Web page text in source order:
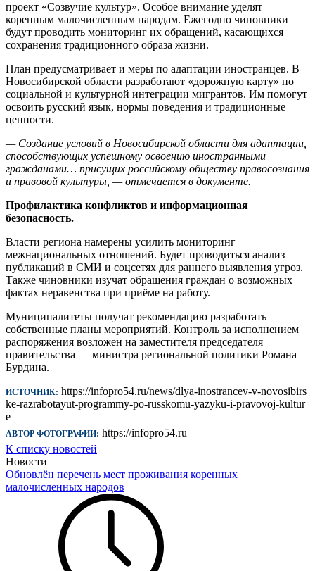
проект «Созвучие культур». Особое внимание уделят
коренным малочисленным народам. Ежегодно чиновники
будут проводить мониторинг их обращений, касающихся
сохранения традиционного образа жизни.
План предусматривает и меры по адаптации иностранцев. В
Новосибирской области разработают «дорожную карту» по
социальной и культурной интеграции мигрантов. Им помогут
освоить русский язык, нормы поведения и традиционные
ценности.
— Создание условий в Новосибирской области для адаптации,
способствующих успешному освоению иностранными
гражданами… присущих российскому обществу правосознания
и правовой культуры, — отмечается в документе.
Профилактика конфликтов и информационная
безопасность.
Власти региона намерены усилить мониторинг
межнациональных отношений. Будет проводиться анализ
публикаций в СМИ и соцсетях для раннего выявления угроз.
Также чиновники изучат обращения граждан о возможных
фактах неравенства при приёме на работу.
Муниципалитеты получат рекомендацию разработать
собственные планы мероприятий. Контроль за исполнением
распоряжения возложен на заместителя председателя
правительства — министра региональной политики Романа
Бурдина.
ИСТОЧНИК: https://infopro54.ru/news/dlya-inostrancev-v-novosibirs
ke-razrabotayut-programmy-po-russkomu-yazyku-i-pravovoj-kultur
e
АВТОР ФОТОГРАФИИ: https://infopro54.ru
К списку новостей
Новости
Обновлён перечень мест проживания коренных
малочисленных народов